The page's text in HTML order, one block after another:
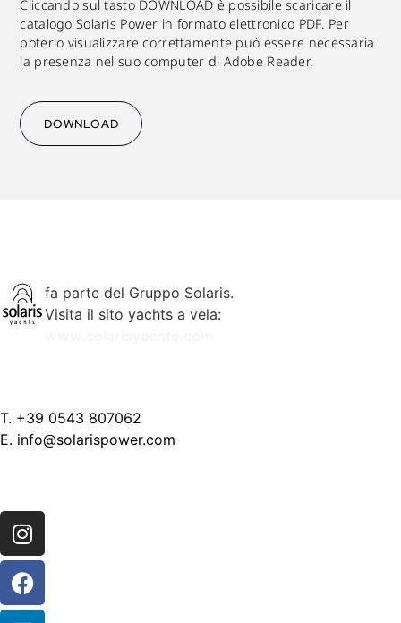
Cliccando sul tasto DOWNLOAD è possibile scaricare il
catalogo Solaris Power in formato elettronico PDF. Per
poterlo visualizzare correttamente può essere necessaria
la presenza nel suo computer di Adobe Reader.
DOWNLOAD
fa parte del Gruppo Solaris.
Visita il sito yachts a vela:
‭T. +39 0543 807062‬
E. info@solarispower.com